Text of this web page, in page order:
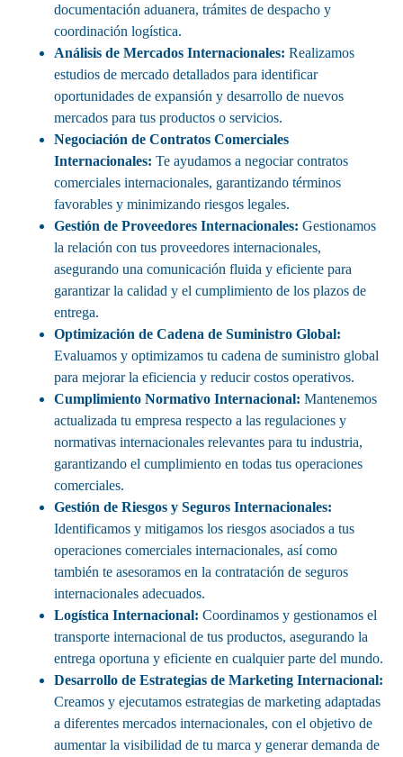
documentación aduanera, trámites de despacho y
coordinación logística.
Análisis de Mercados Internacionales: Realizamos
estudios de mercado detallados para identificar
oportunidades de expansión y desarrollo de nuevos
mercados para tus productos o servicios.
Negociación de Contratos Comerciales
Internacionales: Te ayudamos a negociar contratos
comerciales internacionales, garantizando términos
favorables y minimizando riesgos legales.
Gestión de Proveedores Internacionales: Gestionamos
la relación con tus proveedores internacionales,
asegurando una comunicación fluida y eficiente para
garantizar la calidad y el cumplimiento de los plazos de
entrega.
Optimización de Cadena de Suministro Global:
Evaluamos y optimizamos tu cadena de suministro global
para mejorar la eficiencia y reducir costos operativos.
Cumplimiento Normativo Internacional: Mantenemos
actualizada tu empresa respecto a las regulaciones y
normativas internacionales relevantes para tu industria,
garantizando el cumplimiento en todas tus operaciones
comerciales.
Gestión de Riesgos y Seguros Internacionales:
Identificamos y mitigamos los riesgos asociados a tus
operaciones comerciales internacionales, así como
también te asesoramos en la contratación de seguros
internacionales adecuados.
Logística Internacional: Coordinamos y gestionamos el
transporte internacional de tus productos, asegurando la
entrega oportuna y eficiente en cualquier parte del mundo.
Desarrollo de Estrategias de Marketing Internacional:
Creamos y ejecutamos estrategias de marketing adaptadas
a diferentes mercados internacionales, con el objetivo de
aumentar la visibilidad de tu marca y generar demanda de